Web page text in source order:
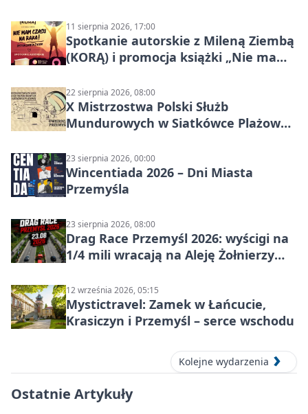
11 sierpnia 2026, 17:00
Spotkanie autorskie z Mileną Ziembą
(KORĄ) i promocja książki „Nie mam
22 sierpnia 2026, 08:00
X Mistrzostwa Polski Służb
Mundurowych w Siatkówce Plażowej
23 sierpnia 2026, 00:00
Wincentiada 2026 – Dni Miasta
Przemyśla
23 sierpnia 2026, 08:00
Drag Race Przemyśl 2026: wyścigi na
1/4 mili wracają na Aleję Żołnierzy
12 września 2026, 05:15
Mystictravel: Zamek w Łańcucie,
Krasiczyn i Przemyśl – serce wschodu
Kolejne wydarzenia
Ostatnie Artykuły